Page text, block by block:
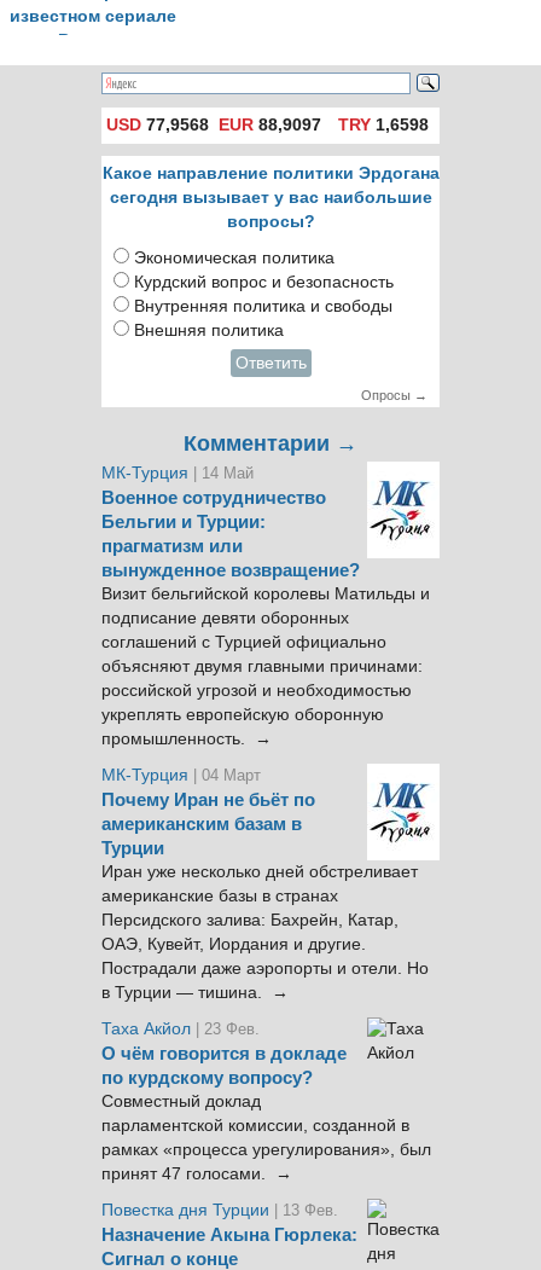
известном сериале
«Викинги»
USD 77,9568 EUR 88,9097 TRY1,6598
Какое направление политики Эрдогана
сегодня вызывает у вас наибольшие
вопросы?
Экономическая политика
Курдский вопрос и безопасность
Внутренняя политика и свободы
Внешняя политика
Ответить
Опросы →
Комментарии →
МК-Турция | 14 Май
Военное сотрудничество
Бельгии и Турции:
прагматизм или
вынужденное возвращение?
Визит бельгийской королевы Матильды и
подписание девяти оборонных
соглашений с Турцией официально
объясняют двумя главными причинами:
российской угрозой и необходимостью
укреплять европейскую оборонную
промышленность. →
МК-Турция
| 04 Март
Почему Иран не бьёт по
американским базам в
Турции
Иран уже несколько дней обстреливает
американские базы в странах
Персидского залива: Бахрейн, Катар,
ОАЭ, Кувейт, Иордания и другие.
Пострадали даже аэропорты и отели. Но
в Турции — тишина. →
Таха Акйол | 23 Фев.
О чём говорится в докладе
по курдскому вопросу?
Совместный доклад
парламентской комиссии, созданной в
рамках «процесса урегулирования», был
принят 47 голосами. →
Повестка дня Турции
| 13 Фев.
Назначение Акына Гюрлека:
Сигнал о конце